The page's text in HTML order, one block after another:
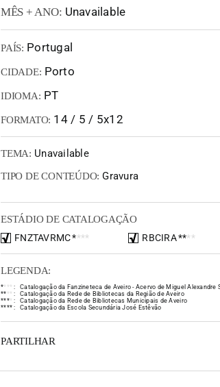
MÊS + ANO: Unavailable
PAÍS: Portugal
CIDADE: Porto
IDIOMA: PT
FORMATO: 14 / 5 / 5x12
TEMA: Unavailable
TIPO DE CONTEÚDO: Gravura
ESTÁDIO DE CATALOGAÇÃO
FNZTAVRMC**** RBCIRA****
LEGENDA:
** * * :
Catalogação da Fanzineteca de Aveiro - Acervo de Miguel Alexandre
** * * :
Catalogação da Rede de Bibliotecas da Região de Aveiro
**** :
Catalogação da Rede de Bibliotecas Municipais de Aveiro
**** : Catalogação da Escola Secundária José Estêvão
PARTILHAR